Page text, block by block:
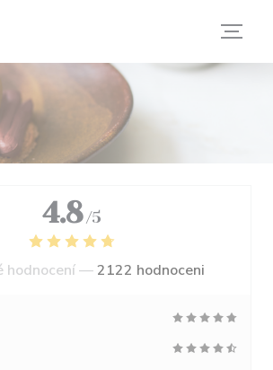
4.8 /5
hodnocení —2122 hodnoceni